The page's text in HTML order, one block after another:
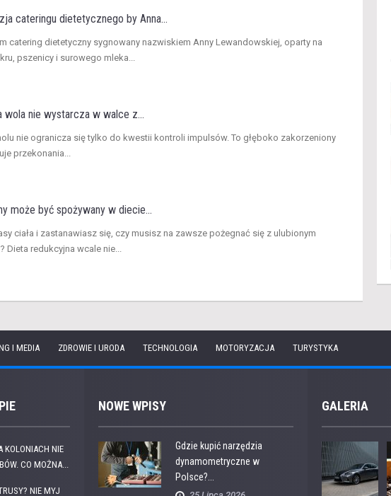
cateringu dietetycznego by Anna...
catering dietetyczny sygnowany nazwiskiem Anny Lewandowskiej, oparty na
pszenicy i surowego mleka...
wola nie wystarcza w walce z...
nie ogranicza się tylko do kwestii kontroli impulsów. To głęboko zakorzeniony
przekonania...
może być spożywany w diecie...
ciała i zastanawiasz się, czy musisz na zawsze pożegnać się z ulubionym
redukcyjna wcale nie...
I MEDIA ZDROWIE I URODA TECHNOLOGIA MOTORYZACJA TURYSTYKA
KOLONIACH NIE
CO MOŻNA...
NIE MYJ
NOWE WPISY
Gdzie kupić narzędzia
dynamometryczne w
Polsce?...
GALERIA